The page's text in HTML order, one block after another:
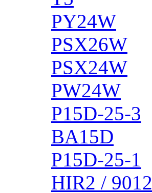
PY24W
PSX26W
PSX24W
PW24W
P15D-25-3
BA15D
P15D-25-1
HIR2 / 9012